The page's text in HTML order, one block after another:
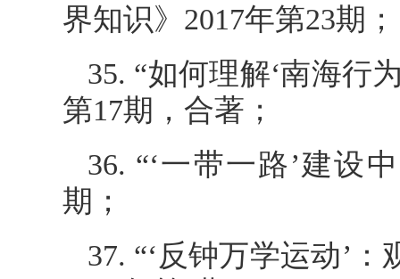
界知识》2017年第23期；
35. “如何理解‘南海行
第17期，合著；
36. “‘一带一路’建设
期；
37. “‘反钟万学运动’